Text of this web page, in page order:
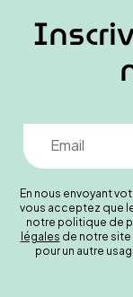
En nous envoyant
vous acceptez que
notre politique de
légales de notre
pour un autre